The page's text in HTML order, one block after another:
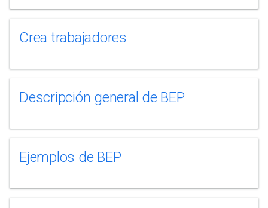
Crea trabajadores
Descripción general de BEP
Ejemplos de BEP